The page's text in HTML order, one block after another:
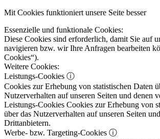
Mit Cookies funktioniert unsere Seite besser
Essenzielle und funktionale Cookies:
Diese Cookies sind erforderlich, damit Sie auf
navigieren bzw. wir Ihre Anfragen bearbeiten
Cookies“).
Weitere Cookies:
Leistungs-Cookies ⓘ
Cookies zur Erhebung von statistischen Daten
Nutzerverhalten auf unseren Seiten und denen
Leistungs-Cookies Cookies zur Erhebung von
über das Nutzerverhalten auf unseren Seiten
Drittanbietern.
Werbe- bzw. Targeting-Cookies ⓘ